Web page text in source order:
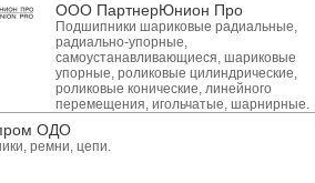
ООО ПартнерЮнион Про
Подшипники шариковые радиальные,
радиально-упорные,
самоустанавливающиеся, шариковые
упорные, роликовые цилиндрические,
роликовые конические, линейного
перемещения, игольчатые, шарнирные.
ОДО
ремни, цепи.